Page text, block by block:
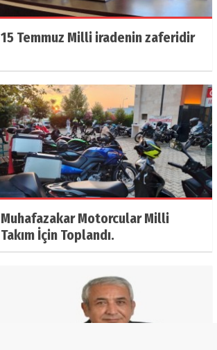
15 Temmuz Milli iradenin zaferidir
Muhafazakar Motorcular Milli
Takım İçin Toplandı.